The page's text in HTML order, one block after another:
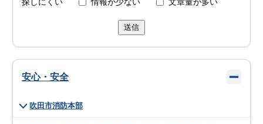
探しにくい
情報が少ない 文章量が多い
送信
安心・安全
吹田市消防本部